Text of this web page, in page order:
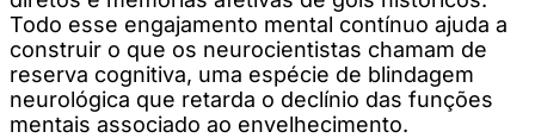
Todo esse engajamento mental contínuo ajuda a
construir o que os neurocientistas chamam de
reserva cognitiva, uma espécie de blindagem
neurológica que retarda o declínio das funções
mentais associado ao envelhecimento.